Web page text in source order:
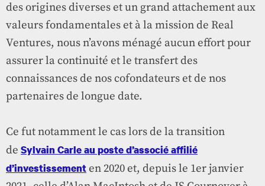
des origines diverses et un grand attachement aux
valeurs fondamentales et à la mission de Real
Ventures, nous n’avons ménagé aucun effort pour
assurer la continuité et le transfert des
connaissances de nos cofondateurs et de nos
partenaires de longue date.
Ce fut notamment le cas lors de la transition
de Sylvain Carle au poste d’associé affilié
d’investissement en 2020 et, depuis le 1er janvier